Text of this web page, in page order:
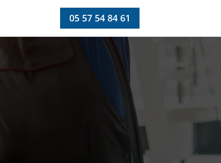
05 57 54 84 61